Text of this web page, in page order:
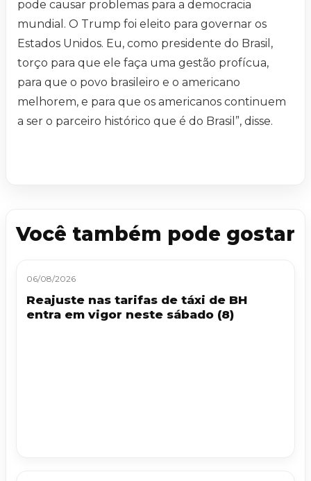
pode causar problemas para a democracia
mundial. O Trump foi eleito para governar os
Estados Unidos. Eu, como presidente do Brasil,
torço para que ele faça uma gestão profícua,
para que o povo brasileiro e o americano
melhorem, e para que os americanos continuem
a ser o parceiro histórico que é do Brasil”, disse.
Você também pode gostar
06/08/2026
Reajuste nas tarifas de táxi de BH
entra em vigor neste sábado (8)